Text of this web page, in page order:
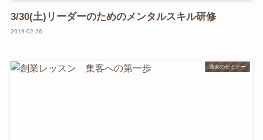
3/30(土)リーダーのためのメンタルスキル研修
2019-02-26
過去のセミナー